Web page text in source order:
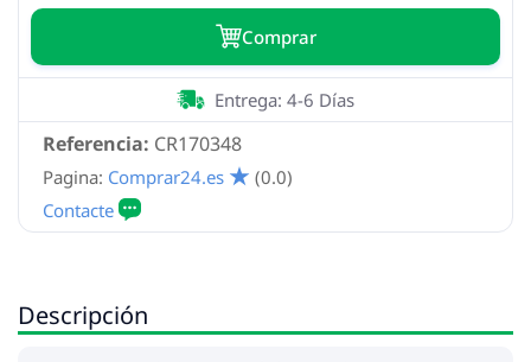
Сomprar
Referencia: CR170348
Entrega: 4-6 Días
Pagina: Comprar24.es (0.0)
Descripción